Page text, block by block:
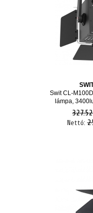
Swit CL-
lámpa,
Nettó: